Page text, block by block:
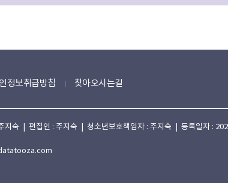
정보취급방침 찾아오시는길
숙 | 편집인 : 주지숙 | 청소년보호책임자 : 주지숙 | 등록일자 :